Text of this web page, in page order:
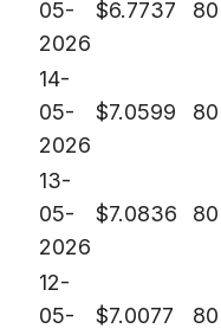
05-
2026
$6.7737 80
14-
05-
2026
$7.0599 80
13-
05-
2026
$7.0836 80
12-
05-
$7.0077 80